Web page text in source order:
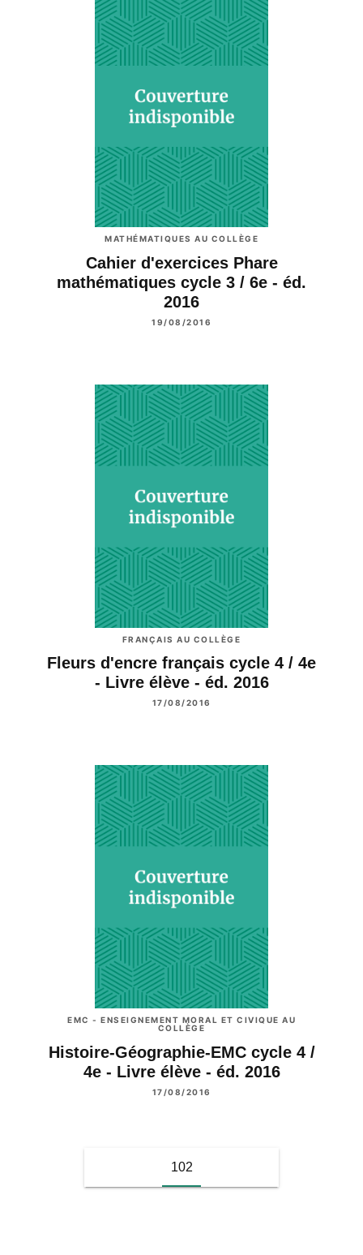
MATHÉMATIQUES AU COLLÈGE
Cahier d'exercices Phare
mathématiques cycle 3 / 6e - éd.
2016
19/08/2016
FRANÇAIS AU COLLÈGE
Fleurs d'encre français cycle 4 / 4e
- Livre élève - éd. 2016
17/08/2016
EMC - ENSEIGNEMENT MORAL ET CIVIQUE AU
COLLÈGE
Histoire-Géographie-EMC cycle 4 /
4e - Livre élève - éd. 2016
17/08/2016
102